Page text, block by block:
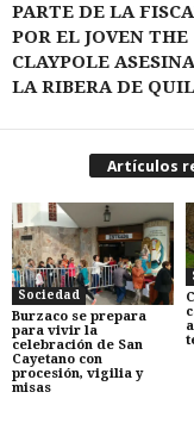
PARTE DE LA
POR EL JOVEN THE
CLAYPOLE
LA RIBERA DE
Artículos
Sociedad
Burzaco se prepara
para vivir la
celebración de San
Cayetano con
procesión, vigilia y
misas